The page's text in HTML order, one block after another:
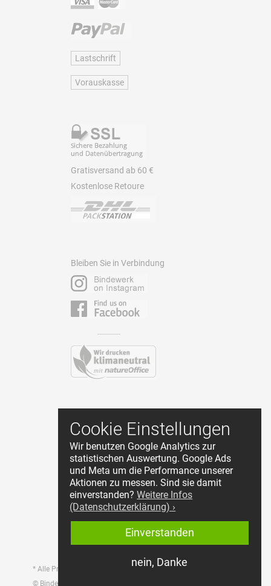
Cookie Einstellungen
Wir benutzen Google Analytics zur
statistischen Auswertung. Google Ads
und Meta um die Performance unserer
Aktionen zu messen. Sind sie damit
einverstanden?Weitere Infos
(Datenschutzerklärung) ›
nein, Danke
Einverstanden
Lastschrift
Vorauskasse
Gratisversand ab 60 €
Kostenlose Retoure
Bleiben Sie in Verbindung
Kontakt
AGB
Datenschutz
Impressum
Cookie Einstellungen
Händler Login
Widerruf starten
© Bindewerk GmbH & Co.KG
* Alle Preise inkl. MwSt., zzgl. Versandkosten.